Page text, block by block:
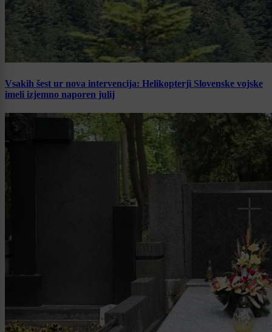
Vsakih šest ur nova intervencija: Helikopterji Slovenske vojske
imeli izjemno naporen julij